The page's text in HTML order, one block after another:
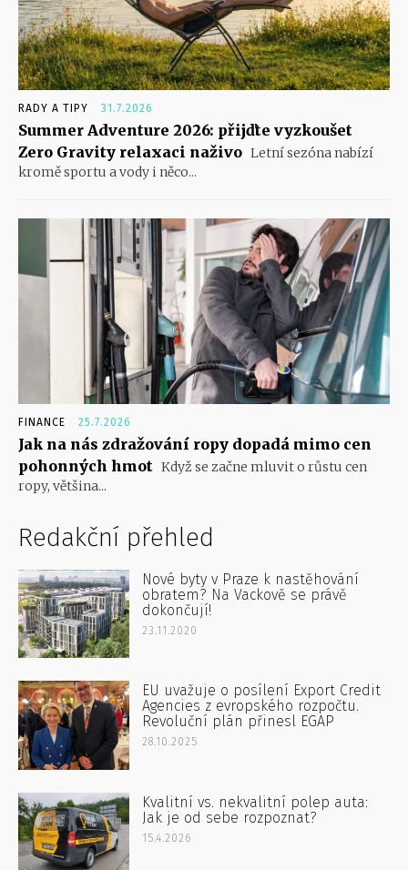
RADY A TIPY 31.7.2026
Summer Adventure 2026: přijďte vyzkoušet
Zero Gravity relaxaci naživo Letní sezóna nabízí
kromě sportu a vody i něco...
FINANCE 25.7.2026
Jak na nás zdražování ropy dopadá mimo cen
pohonných hmot Když se začne mluvit o růstu cen
ropy, většina...
Redakční přehled
Nové byty v Praze k nastěhování
obratem? Na Vackově se právě
dokončují!
23.11.2020
EU uvažuje o posílení Export Credit
Agencies z evropského rozpočtu.
Revoluční plán přinesl EGAP
28.10.2025
Kvalitní vs. nekvalitní polep auta:
Jak je od sebe rozpoznat?
15.4.2026